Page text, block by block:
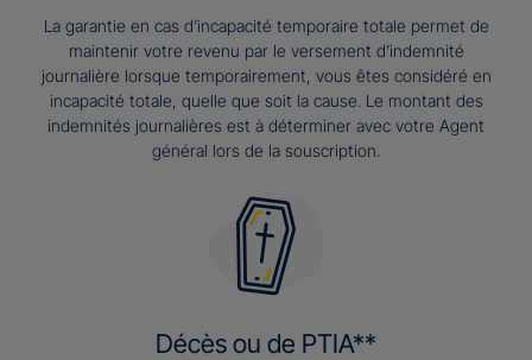
La garantie en cas d’incapacité temporaire totale permet de
maintenir votre revenu par le versement d’indemnité
journalière lorsque temporairement, vous êtes considéré en
incapacité totale, quelle que soit la cause. Le montant des
indemnités journalières est à déterminer avec votre Agent
général lors de la souscription.
Décès ou de PTIA**